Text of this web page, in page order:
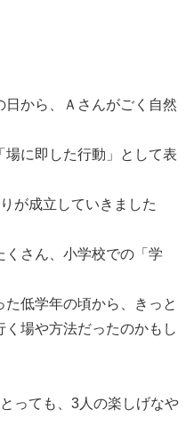
から、Ａさんがごく自然
に即した行動」として表
が成立していきました
くさん、小学校での「学
低学年の頃から、きっと
場や方法だったのかもし
っても、3人の楽しげなや